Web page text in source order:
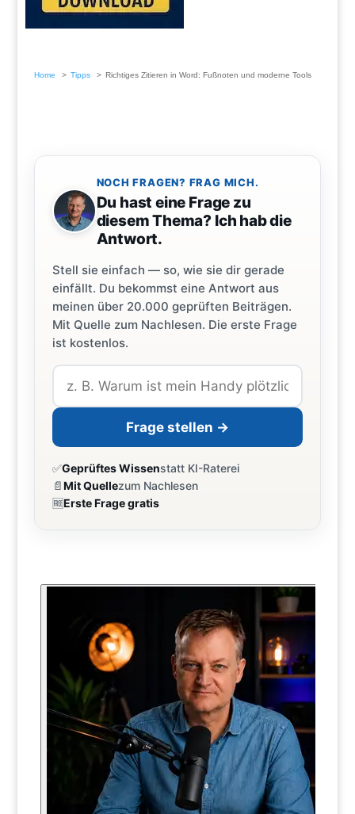
Home Tipps Richtiges Zitieren in Word: Fußnoten und moderne Tools
NOCH FRAGEN? FRAG MICH.
Du hast eine Frage zu
diesem Thema? Ich hab die
Antwort.
Stell sie einfach — so, wie sie dir gerade
einfällt. Du bekommst eine Antwort aus
meinen über 20.000 geprüften Beiträgen.
Mit Quelle zum Nachlesen. Die erste Frage
ist kostenlos.
Frage stellen →
✅Geprüftes Wissenstatt KI-Raterei
📄Mit Quellezum Nachlesen
🆓Erste Frage gratis